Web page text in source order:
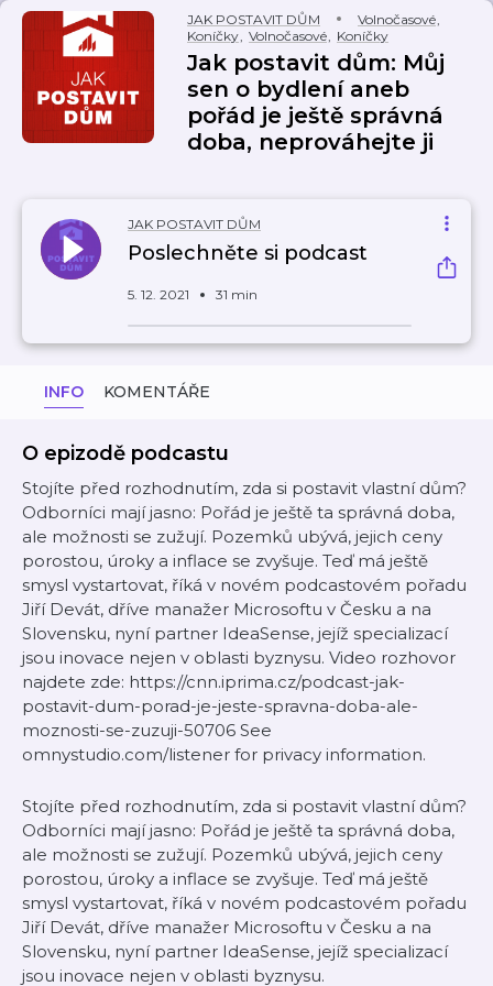
JAK POSTAVIT DŮM Volnočasové,
Koníčky, Volnočasové, Koníčky
Jak postavit dům: Můj
sen o bydlení aneb
pořád je ještě správná
doba, neprováhejte ji
JAK POSTAVIT DŮM
Poslechněte si podcast
5. 12. 2021 31 min
INFO KOMENTÁŘE
O epizodě podcastu
Stojíte před rozhodnutím, zda si postavit vlastní dům?
Odborníci mají jasno: Pořád je ještě ta správná doba,
ale možnosti se zužují. Pozemků ubývá, jejich ceny
porostou, úroky a inflace se zvyšuje. Teď má ještě
smysl vystartovat, říká v novém podcastovém pořadu
Jiří Devát, dříve manažer Microsoftu v Česku a na
Slovensku, nyní partner IdeaSense, jejíž specializací
jsou inovace nejen v oblasti byznysu. Video rozhovor
najdete zde: https://cnn.iprima.cz/podcast-jak-
postavit-dum-porad-je-jeste-spravna-doba-ale-
moznosti-se-zuzuji-50706 See
omnystudio.com/listener for privacy information.
Stojíte před rozhodnutím, zda si postavit vlastní dům?
Odborníci mají jasno: Pořád je ještě ta správná doba,
ale možnosti se zužují. Pozemků ubývá, jejich ceny
porostou, úroky a inflace se zvyšuje. Teď má ještě
smysl vystartovat, říká v novém podcastovém pořadu
Jiří Devát, dříve manažer Microsoftu v Česku a na
Slovensku, nyní partner IdeaSense, jejíž specializací
jsou inovace nejen v oblasti byznysu.